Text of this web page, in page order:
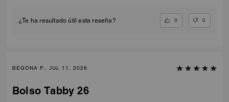
¿Te ha resultado útil esta reseña? 0 0
BEGONA P., JUL 11, 2026
Bolso Tabby 26